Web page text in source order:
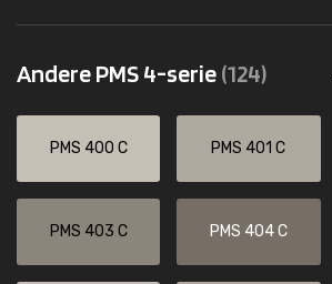
Andere PMS 4-serie(124)
PMS 400 C PMS 401 C
PMS 403 C PMS 404 C